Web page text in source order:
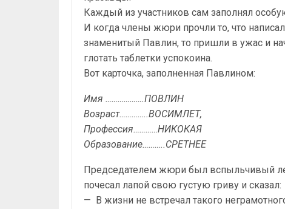
Каждый из участников сам заполнял
И когда члены жюри прочли то, что написал
знаменитый Павлин, то пришли в ужас и
глотать таб­летки успокоина.
Вот карточка, заполненная Павлином:
Имя ……………….ПОВЛИН
Возраст…………..ВОСИМЛЕТ,
Профессия…………НИКОКАЯ
Образование………..СРЕТНЕЕ
Председателем жюри был вспыльчивый
почесал лапой свою густую гриву и сказал:
— В жизни не встречал такого